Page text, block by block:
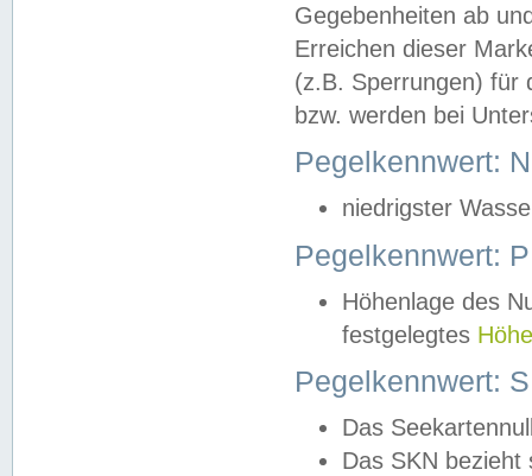
Gegebenheiten ab
Erreichen dieser
(z.B. Sperrungen) für
bzw. werden bei
Pegelkennwert:
niedrigster
Pegelkennwert:
Höhenlage des
festgelegtes
Pegelkennwert:
Das
Das SKN